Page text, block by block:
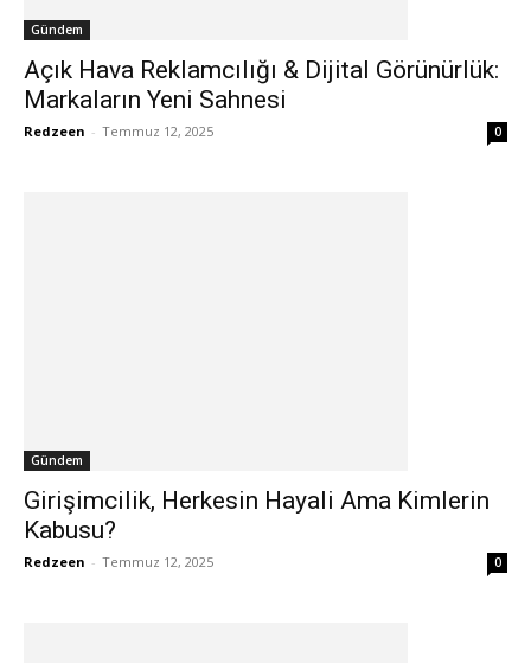
Gündem
Açık Hava Reklamcılığı & Dijital Görünürlük:
Markaların Yeni Sahnesi
Redzeen - Temmuz 12, 2025 0
Gündem
Girişimcilik, Herkesin Hayali Ama Kimlerin
Kabusu?
Redzeen - Temmuz 12, 2025 0